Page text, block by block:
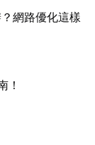
網路優化這樣
！